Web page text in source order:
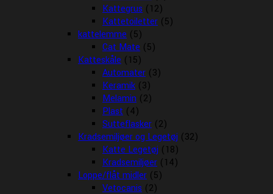
Kattegrus (12)
Kattetoiletter (5)
kattelemme (5)
Cat Mate (5)
Katteskåle (15)
Automater (3)
Keramik (3)
Melamin (2)
Plast (4)
Sutteflasker (2)
Kradsemiljøer og Legetøj (32)
Katte Legetøj (18)
Kradsemiljøer (14)
Loppe/flåt midler (5)
Vetocanis (2)